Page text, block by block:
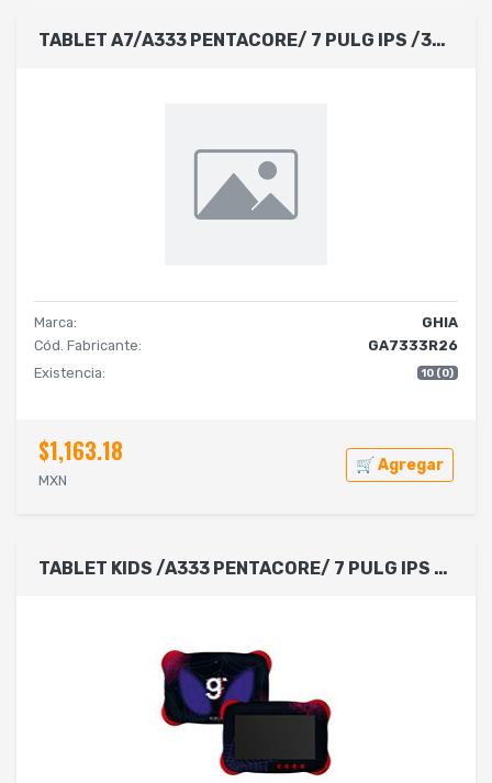
TABLET A7/A333 PENTACORE/ 7 PULG IPS /3GB RAM/64GB/USBC/2CAM/WIFI/BLUETOOTH/2500MAH/ANDROID 15/ROJA
Marca:
GHIA
Cód. Fabricante:
GA7333R26
Existencia:
10 (0)
$1,163.18
MXN
🛒 Agregar
TABLET KIDS /A333 PENTACORE/ 7 PULG IPS /4GB RAM/64GB /USB C/2CAM/WIFI/BLUETOOTH/2500MAH/ANDROID 15 /WEB